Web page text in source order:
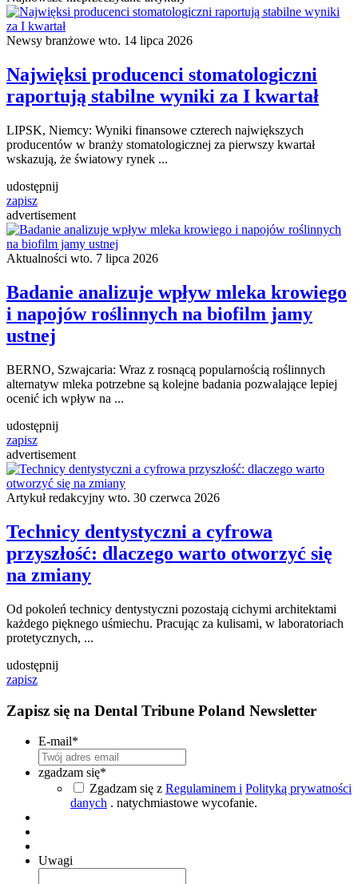
Newsy branżowe wto. 14 lipca 2026
Najwięksi producenci stomatologiczni
raportują stabilne wyniki za I kwartał
LIPSK, Niemcy: Wyniki finansowe czterech największych
producentów w branży stomatologicznej za pierwszy kwartał
wskazują, że światowy rynek ...
udostępnij
zapisz
advertisement
Aktualności wto. 7 lipca 2026
Badanie analizuje wpływ mleka krowiego
i napojów roślinnych na biofilm jamy
ustnej
BERNO, Szwajcaria: Wraz z rosnącą popularnością roślinnych
alternatyw mleka potrzebne są kolejne badania pozwalające lepiej
ocenić ich wpływ na ...
udostępnij
zapisz
advertisement
Artykuł redakcyjny wto. 30 czerwca 2026
Technicy dentystyczni a cyfrowa
przyszłość: dlaczego warto otworzyć się
na zmiany
Od pokoleń technicy dentystyczni pozostają cichymi architektami
każdego pięknego uśmiechu. Pracując za kulisami, w laboratoriach
protetycznych, ...
udostępnij
zapisz
Zapisz się na Dental Tribune Poland Newsletter
E-mail*
zgadzam się*
Zgadzam się z Regulaminem i Polityką prywatności
danych . natychmiastowe wycofanie.
Uwagi